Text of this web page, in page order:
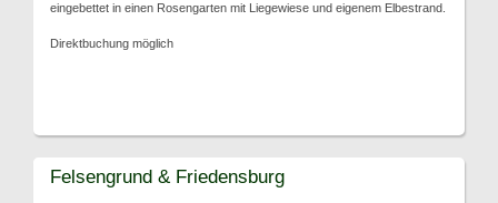
eingebettet in einen Rosengarten mit Liegewiese und eigenem Elbestrand.
Direktbuchung möglich
Felsengrund & Friedensburg